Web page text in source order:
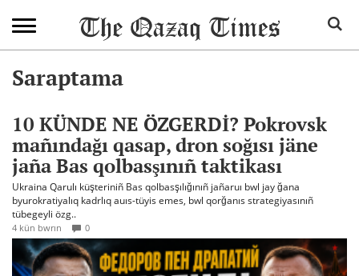
Saraptama
10 KÜNDE NE ÖZGERDİ? Pokrovsk
mañındağı qasap, dron soğısı jäne
jaña Bas qolbasşınıñ taktikası
Ukraina Qarulı küşteriniñ Bas qolbasşılığınıñ jañaruı bwl jay ğana
byurokratiyalıq kadrlıq auıs-tüyis emes, bwl qorğanıs strategiyasınıñ
tübegeyli özg..
4 kün bwrın 0